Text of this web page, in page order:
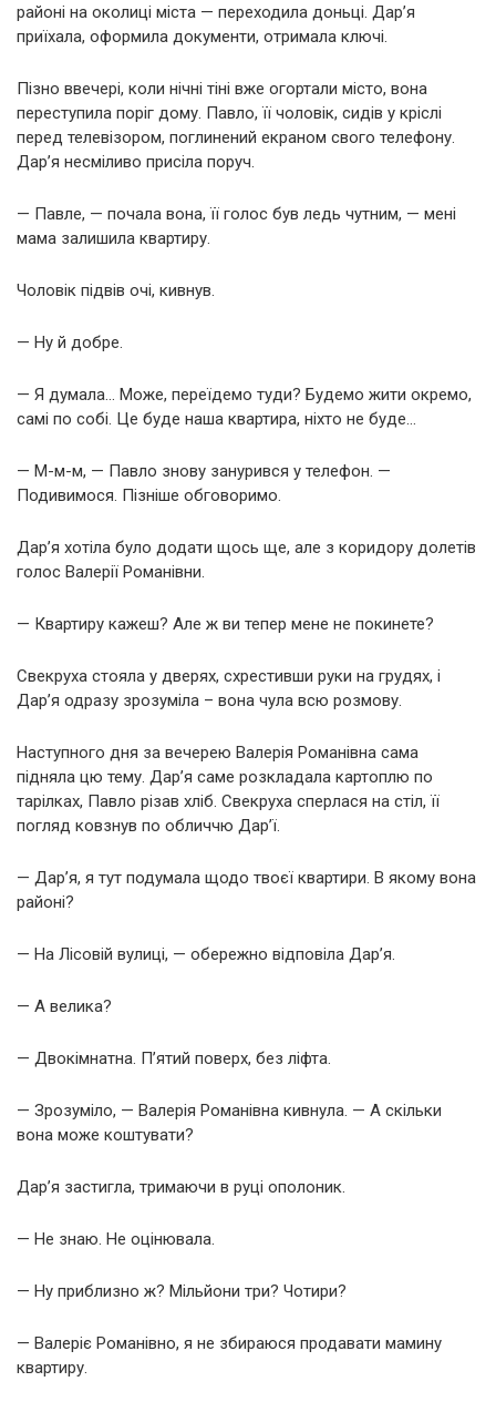
районі на околиці міста — переходила доньці. Дар’я
приїхала, оформила документи, отримала ключі.
Пізно ввечері, коли нічні тіні вже огортали місто, вона
переступила поріг дому. Павло, її чоловік, сидів у кріслі
перед телевізором, поглинений екраном свого телефону.
Дар’я несміливо присіла поруч.
— Павле, — почала вона, її голос був ледь чутним, — мені
мама залишила квартиру.
Чоловік підвів очі, кивнув.
— Ну й добре.
— Я думала… Може, переїдемо туди? Будемо жити окремо,
самі по собі. Це буде наша квартира, ніхто не буде…
— М-м-м, — Павло знову занурився у телефон. —
Подивимося. Пізніше обговоримо.
Дар’я хотіла було додати щось ще, але з коридору долетів
голос Валерії Романівни.
— Квартиру кажеш? Але ж ви тепер мене не покинете?
Свекруха стояла у дверях, схрестивши руки на грудях, і
Дар’я одразу зрозуміла – вона чула всю розмову.
Наступного дня за вечерею Валерія Романівна сама
підняла цю тему. Дар’я саме розкладала картоплю по
тарілках, Павло різав хліб. Свекруха сперлася на стіл, її
погляд ковзнув по обличчю Дар’ї.
— Дар’я, я тут подумала щодо твоєї квартири. В якому вона
районі?
— На Лісовій вулиці, — обережно відповіла Дар’я.
— А велика?
— Двокімнатна. П’ятий поверх, без ліфта.
— Зрозуміло, — Валерія Романівна кивнула. — А скільки
вона може коштувати?
Дар’я застигла, тримаючи в руці ополоник.
— Не знаю. Не оцінювала.
— Ну приблизно ж? Мільйони три? Чотири?
— Валеріє Романівно, я не збираюся продавати мамину
квартиру.